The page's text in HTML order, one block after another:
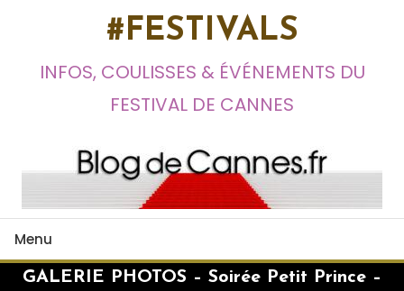
#FESTIVALS
INFOS, COULISSES & ÉVÉNEMENTS DU
FESTIVAL DE CANNES
Menu
GALERIE PHOTOS – Soirée Petit Prince –